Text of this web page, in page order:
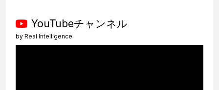
YouTubeチャンネル
by Real Intelligence